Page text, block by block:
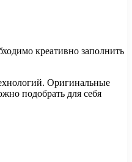
креативно заполнить
Оригинальные
подобрать для себя